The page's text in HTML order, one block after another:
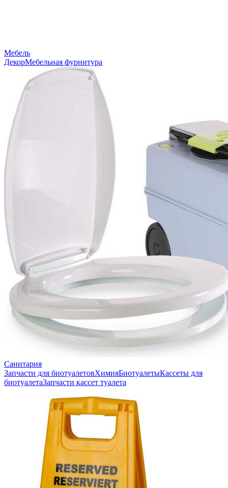
Мебель
ДекорМебельная фурнитура
Санитария
Запчасти для биотуалетовХимияБиотуалетыКассеты для
биотуалетаЗапчасти кассет туалета